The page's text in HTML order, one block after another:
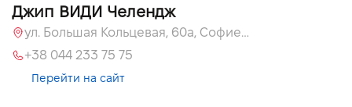
Джип ВИДИ Челендж
ул. Большая Кольцевая, 60а, Софиевская Борщаговка, Киевская обл.
+38 044 233 75 75
Перейти на сайт